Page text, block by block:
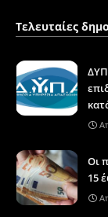
Τελευταίες
Οι
15